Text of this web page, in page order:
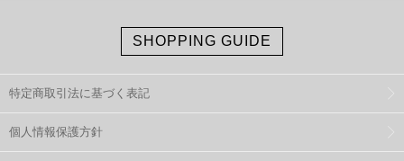
SHOPPING GUIDE
特定商取引法に基づく表記
個人情報保護方針